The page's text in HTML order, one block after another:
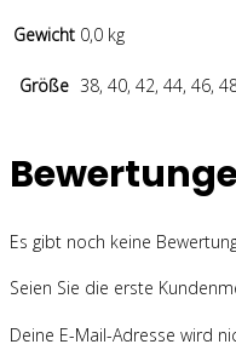
Gewicht 0,0 kg
Größe 38, 40, 42, 44, 46,
Es gibt noch keine
Seien Sie die erste
Deine E-Mail-Adresse wird